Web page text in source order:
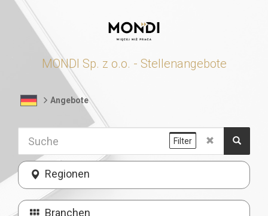
MONDI Sp. z o.o. - Stellenangebote
Angebote
Regionen
Branchen
Filter